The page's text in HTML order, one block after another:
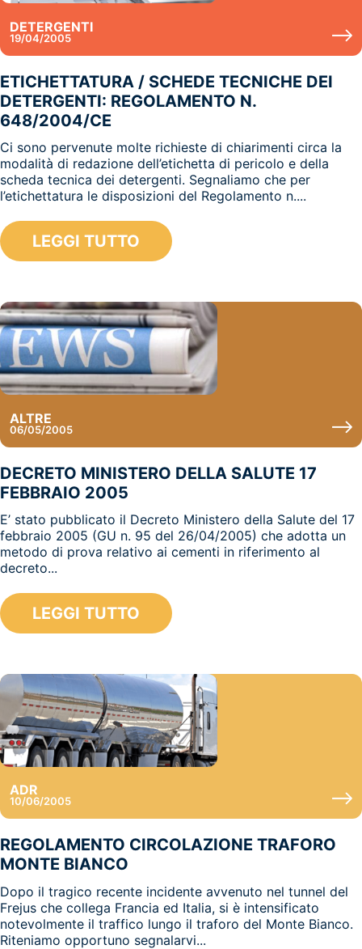
DETERGENTI
19/04/2005
ETICHETTATURA / SCHEDE TECNICHE DEI
DETERGENTI: REGOLAMENTO N.
648/2004/CE
Ci sono pervenute molte richieste di chiarimenti circa la
modalità di redazione dell’etichetta di pericolo e della
scheda tecnica dei detergenti. Segnaliamo che per
l’etichettatura le disposizioni del Regolamento n....
LEGGI TUTTO
ALTRE
06/05/2005
DECRETO MINISTERO DELLA SALUTE 17
FEBBRAIO 2005
E’ stato pubblicato il Decreto Ministero della Salute del 17
febbraio 2005 (GU n. 95 del 26/04/2005) che adotta un
metodo di prova relativo ai cementi in riferimento al
decreto...
LEGGI TUTTO
ADR
10/06/2005
REGOLAMENTO CIRCOLAZIONE TRAFORO
MONTE BIANCO
Dopo il tragico recente incidente avvenuto nel tunnel del
Frejus che collega Francia ed Italia, si è intensificato
notevolmente il traffico lungo il traforo del Monte Bianco.
Riteniamo opportuno segnalarvi...